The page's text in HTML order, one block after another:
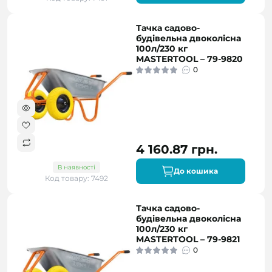
В наявності
Код товару: 7492
Тачка садово-
будівельна двоколісна
100л/230 кг
MASTERTOOL – 79-9820
0
4 160.87 грн.
До кошика
Тачка садово-
будівельна двоколісна
100л/230 кг
MASTERTOOL – 79-9821
0